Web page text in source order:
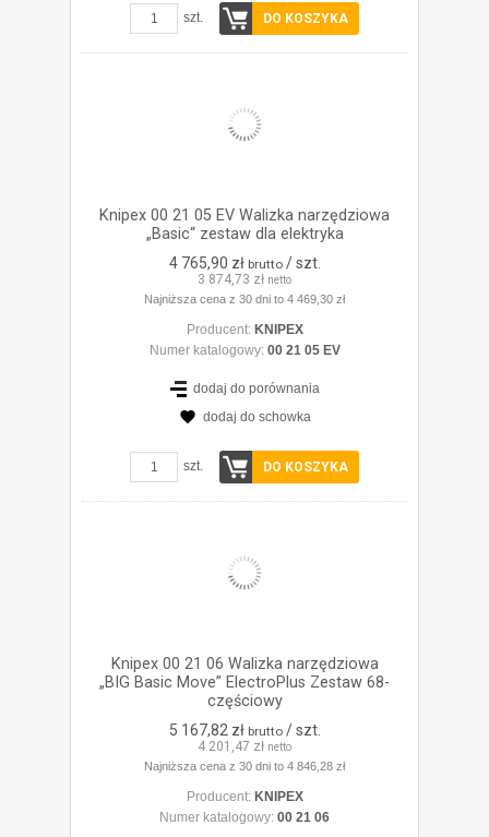
szt. DO KOSZYKA
Knipex 00 21 05 EV Walizka narzędziowa
„Basic“ zestaw dla elektryka
4 765,90 zł brutto / szt.
3 874,73 zł netto
Najniższa cena z 30 dni to 4 469,30 zł
Producent: KNIPEX
Numer katalogowy: 00 21 05 EV
dodaj do porównania
dodaj do schowka
szt. DO KOSZYKA
Knipex 00 21 06 Walizka narzędziowa
„BIG Basic Move” ElectroPlus Zestaw 68-
częściowy
5 167,82 zł brutto / szt.
4 201,47 zł netto
Najniższa cena z 30 dni to 4 846,28 zł
Producent: KNIPEX
Numer katalogowy: 00 21 06